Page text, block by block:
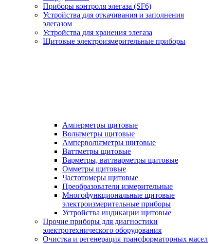
Приборы контроля элегаза (SF6)
Устройства для откачивания и заполнения
элегазом
Устройства для хранения элегаза
Щитовые электроизмерительные приборы
Амперметры щитовые
Вольтметры щитовые
Ампервольтметры щитовые
Ваттметры щитовые
Варметры, ваттварметры щитовые
Омметры щитовые
Частотомеры щитовые
Преобразователи измерительные
Многофункциональные щитовые
электроизмерительные приборы
Устройства индикации щитовые
Прочие приборы для диагностики
электротехнического оборудования
Очистка и регенерация трансформаторных масел